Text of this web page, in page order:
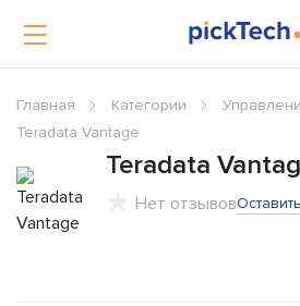
Главная Категории
Teradata Vantage
Teradata
Нет отзывов